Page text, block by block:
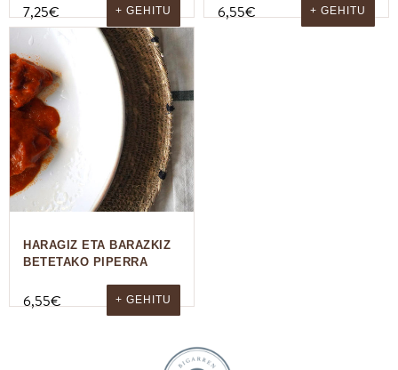
7,25€ + GEHITU 6,55€ + GEHITU
HARAGIZ ETA BARAZKIZ
BETETAKO PIPERRA
6,55€ + GEHITU